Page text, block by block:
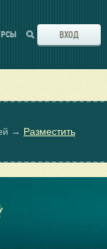
ВХОД
→ Разместить